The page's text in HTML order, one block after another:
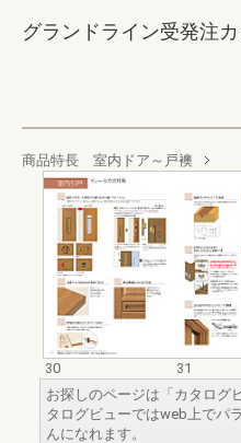
グランドライン受発注
商品特長 室内ドア～戸襖
30
31
お探しのページは「カタログ
タログビューではweb上でパ
んになれます。